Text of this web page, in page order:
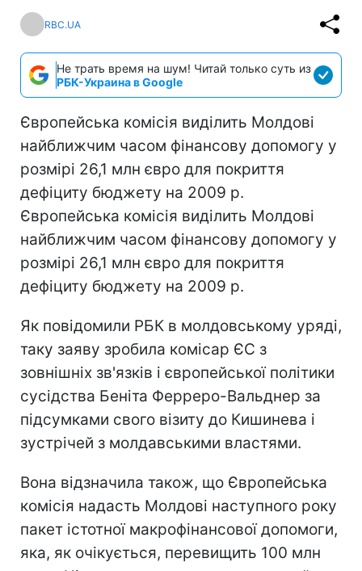
RBC.UA
Не трать время на шум! Читай только суть из
РБК-Украина в Google
Європейська комісія виділить Молдові
найближчим часом фінансову допомогу у
розмірі 26,1 млн євро для покриття
дефіциту бюджету на 2009 р.
Європейська комісія виділить Молдові
найближчим часом фінансову допомогу у
розмірі 26,1 млн євро для покриття
дефіциту бюджету на 2009 р.
Як повідомили РБК в молдовському уряді,
таку заяву зробила комісар ЄС з
зовнішніх зв'язків і європейської політики
сусідства Беніта Ферреро-Вальднер за
підсумками свого візиту до Кишинева і
зустрічей з молдавськими властями.
Вона відзначила також, що Європейська
комісія надасть Молдові наступного року
пакет істотної макрофінансової допомоги,
яка, як очікується, перевищить 100 млн